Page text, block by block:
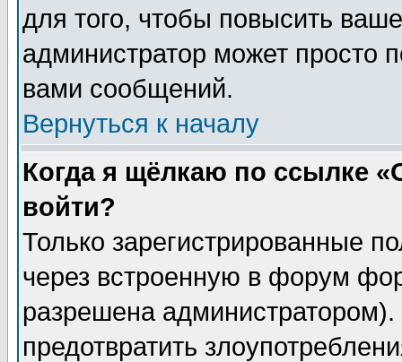
для того, чтобы повысить
администратор может просто
вами сообщений.
Вернуться к началу
Когда я щёлкаю по ссылке
войти?
Только зарегистрированные
через встроенную в форум
разрешена
предотвратить